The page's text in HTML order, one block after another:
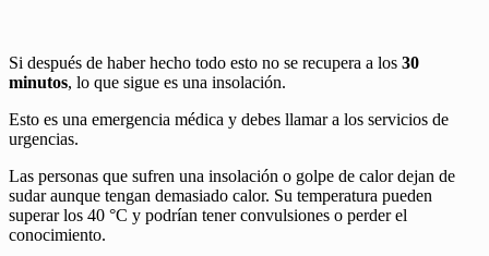
Si después de haber hecho todo esto no se recupera a los 30
minutos, lo que sigue es una insolación.
Esto es una emergencia médica y debes llamar a los servicios de
urgencias.
Las personas que sufren una insolación o golpe de calor dejan de
sudar aunque tengan demasiado calor. Su temperatura pueden
superar los 40 °C y podrían tener convulsiones o perder el
conocimiento.